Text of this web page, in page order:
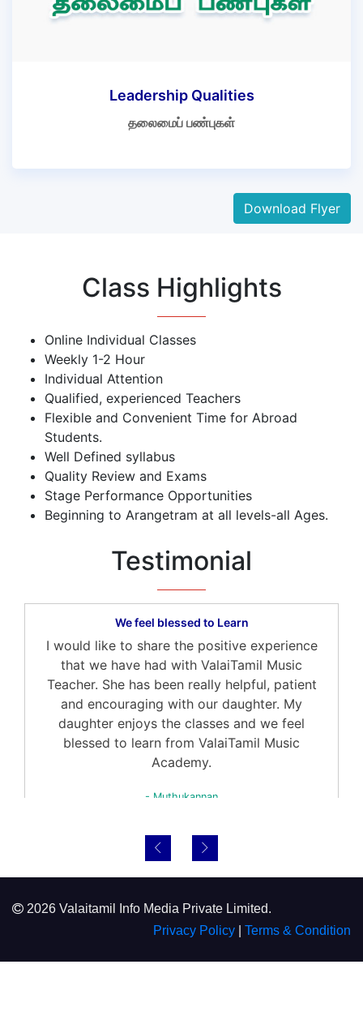
Leadership Qualities
தலைமைப் பண்புகள்
Download Flyer
Class Highlights
Online Individual Classes
Weekly 1-2 Hour
Individual Attention
Qualified, experienced Teachers
Flexible and Convenient Time for Abroad
Students.
Well Defined syllabus
Quality Review and Exams
Stage Performance Opportunities
Beginning to Arangetram at all levels-all Ages.
Testimonial
We feel blessed to Learn
I would like to share the positive experience
that we have had with ValaiTamil Music
Teacher. She has been really helpful, patient
and encouraging with our daughter. My
daughter enjoys the classes and we feel
blessed to learn from ValaiTamil Music
Academy.
- Muthukannan
Tamil Teaching is interesting with songs and stories
2020. In this time Isai has learned how to read
and write; I also notice her speaking more
PreviousNext
2026 Valaitamil Info Media Private Limited.
Privacy Policy
Terms & Condition